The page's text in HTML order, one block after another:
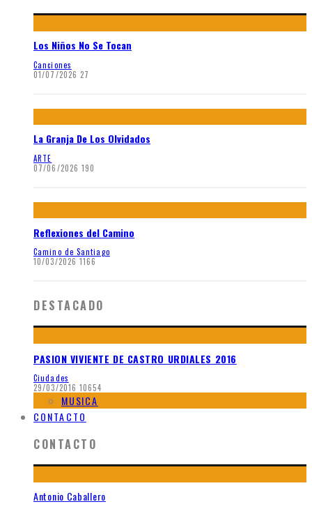
Los Niños No Se Tocan
Canciones
01/07/2026 27
La Granja De Los Olvidados
ARTE
07/06/2026 190
Reflexiones del Camino
Camino de Santiago
10/03/2026 1166
DESTACADO
PASION VIVIENTE DE CASTRO URDIALES 2016
Ciudades
29/03/2016 10654
MUSICA
CONTACTO
CONTACTO
Antonio Caballero